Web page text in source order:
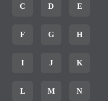
C D E
F G H
I J K
L M N